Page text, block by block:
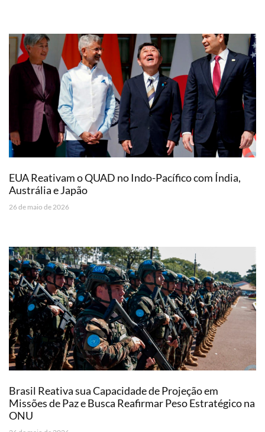
EUA Reativam o QUAD no Indo-Pacífico com Índia,
Austrália e Japão
26 de maio de 2026
Brasil Reativa sua Capacidade de Projeção em
Missões de Paz e Busca Reafirmar Peso Estratégico na
ONU